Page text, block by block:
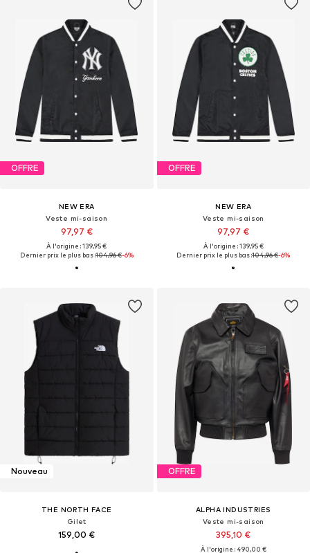
OFFRE
NEW ERA
Veste mi-saison
97,97 €
À l'origine : 139,95 €
Dernier prix le plus bas :104,96 €-6%
OFFRE
NEW ERA
Veste mi-saison
97,97 €
À l'origine : 139,95 €
Dernier prix le plus bas :104,96 €-6%
Nouveau
THE NORTH FACE
Gilet
159,00 €
OFFRE
ALPHA INDUSTRIES
Veste mi-saison
395,10 €
À l'origine : 490,00 €